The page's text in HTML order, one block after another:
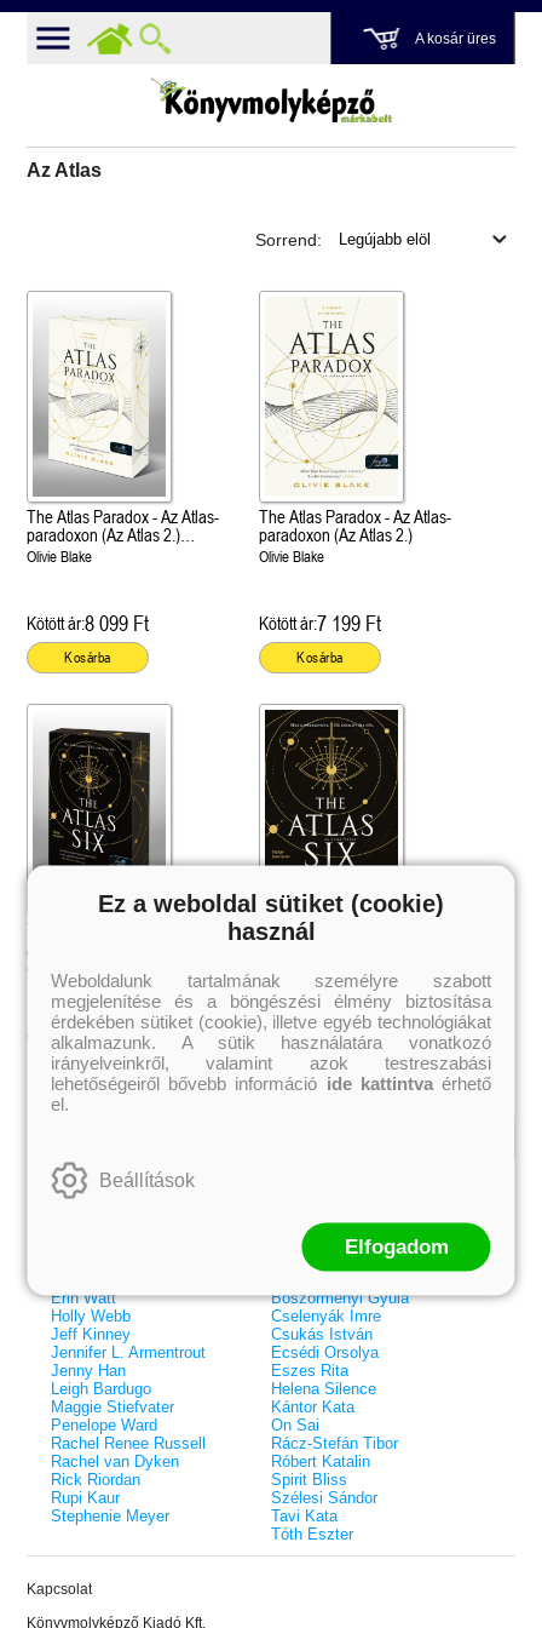
A kosár üres
Az Atlas
olvasható!
Sorrend:
The Atlas Paradox - Az Atlas-
paradoxon (Az Atlas 2.)
Különleges éldekorált kiadás!
Olivie Blake
Kötött ár:8 099 Ft
Kosárba
The Atlas Paradox - Az Atlas-
paradoxon (Az Atlas 2.)
Olivie Blake
Kötött ár:7 199 Ft
Kosárba
The Atlas Six – Az Atlas-hatos (Az
Atlas 1.) - Különleges éldekorált
kiadás!
Olivie Blake
Online ár:5 039 Ft
The Atlas Six - Az Atlas-hatos (Az
Olivie Blake
Online ár:4 199 Ft
Kosárba
Kiemelt szerzőink
Erin Watt
Holly Webb
Jeff Kinney
Jennifer L. Armentrout
Jenny Han
Leigh Bardugo
Maggie Stiefvater
Penelope Ward
Rachel Renee Russell
Rachel van Dyken
Rick Riordan
Rupi Kaur
Stephenie Meyer
Ashley Carrigan
Benina
Bessenyei Gábor
Böszörményi Gyula
Cselenyák Imre
Csukás István
Ecsédi Orsolya
Eszes Rita
Helena Silence
Kántor Kata
On Sai
Rácz-Stefán Tibor
Róbert Katalin
Spirit Bliss
Szélesi Sándor
Tavi Kata
Tóth Eszter
Kapcsolat
Könyvmolyképző Kiadó Kft.
Ez a weboldal sütiket (cookie)
használ
Weboldalunk tartalmának személyre szabott
megjelenítése és a böngészési élmény biztosítása
érdekében sütiket (cookie), illetve egyéb technológiákat
alkalmazunk. A sütik használatára vonatkozó
irányelveinkről, valamint azok testreszabási
lehetőségeiről bővebb információ ide kattintvaérhető
el.
Beállítások
Elfogadom